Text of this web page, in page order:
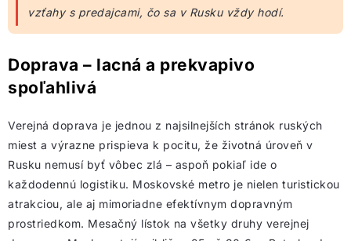
vzťahy s predajcami, čo sa v Rusku vždy hodí.
Doprava – lacná a prekvapivo
spoľahlivá
Verejná doprava je jednou z najsilnejších stránok ruských
miest a výrazne prispieva k pocitu, že životná úroveň v
Rusku nemusí byť vôbec zlá – aspoň pokiaľ ide o
každodennú logistiku. Moskovské metro je nielen turistickou
atrakciou, ale aj mimoriadne efektívnym dopravným
prostriedkom. Mesačný lístok na všetky druhy verejnej